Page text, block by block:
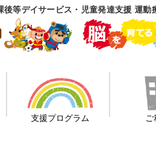
後等デイサービス・児童発達支援 運動
支援プログラム